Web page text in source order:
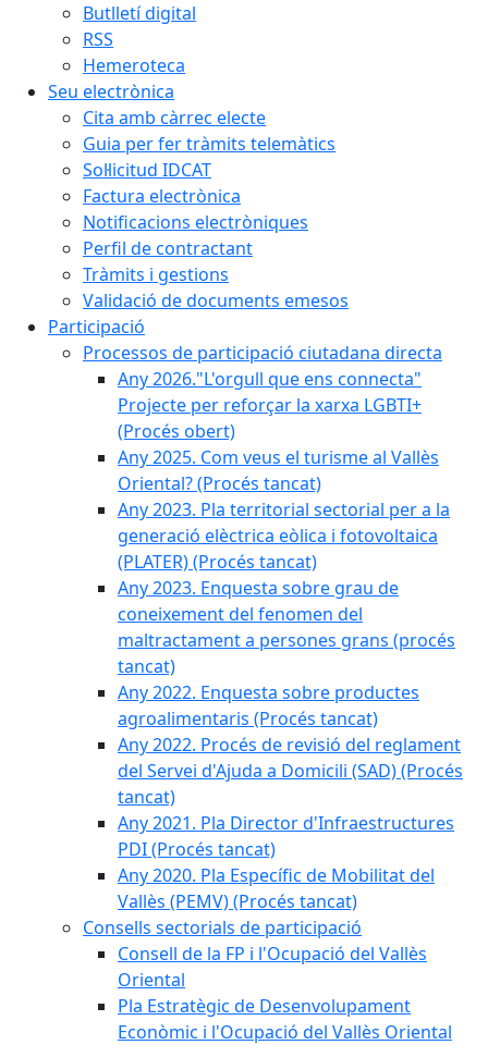
Butlletí digital
RSS
Hemeroteca
Seu electrònica
Cita amb càrrec electe
Guia per fer tràmits telemàtics
Sol·licitud IDCAT
Factura electrònica
Notificacions electròniques
Perfil de contractant
Tràmits i gestions
Validació de documents emesos
Participació
Processos de participació ciutadana directa
Any 2026."L'orgull que ens connecta"
Projecte per reforçar la xarxa LGBTI+
(Procés obert)
Any 2025. Com veus el turisme al Vallès
Oriental? (Procés tancat)
Any 2023. Pla territorial sectorial per a la
generació elèctrica eòlica i fotovoltaica
(PLATER) (Procés tancat)
Any 2023. Enquesta sobre grau de
coneixement del fenomen del
maltractament a persones grans (procés
tancat)
Any 2022. Enquesta sobre productes
agroalimentaris (Procés tancat)
Any 2022. Procés de revisió del reglament
del Servei d'Ajuda a Domicili (SAD) (Procés
tancat)
Any 2021. Pla Director d'Infraestructures
PDI (Procés tancat)
Any 2020. Pla Específic de Mobilitat del
Vallès (PEMV) (Procés tancat)
Consells sectorials de participació
Consell de la FP i l'Ocupació del Vallès
Oriental
Pla Estratègic de Desenvolupament
Econòmic i l'Ocupació del Vallès Oriental